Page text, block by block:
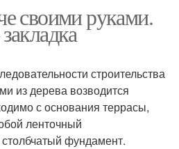
своими руками.
строительства
из дерева возводится
с основания террасы,
ленточный
фундамент.